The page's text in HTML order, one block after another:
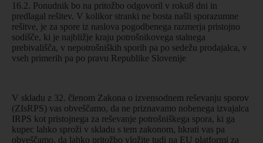
16.2. Ponudnik bo na pritožbo odgovoril v roku8 dni in
predlagal rešitev. V kolikor stranki ne bosta našli sporazumne
rešitve, je za spore iz naslova pogodbenega razmerja pristojno
sodišče, ki je najbližje kraju potrošnikovega stalnega
prebivališča, v nepotrošniških sporih pa po sedežu prodajalca, v
vseh primerih pa po pravu Republike Slovenije
V skladu z 32. členom Zakona o izvensodnem reševanju sporov
(ZIsRPS) vas obveščamo, da ne priznavamo nobenega izvajalca
IRPS kot pristojnega za reševanje potrošniškega spora, ki ga
kupec lahko sproži v skladu s tem zakonom, hkrati vas pa
obveščamo, da lahko pritožbo vložite tudi na EU platformi za